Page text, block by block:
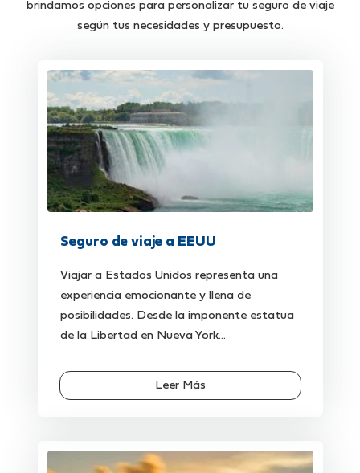
brindamos opciones para personalizar tu seguro de viaje
según tus necesidades y presupuesto.
Seguro de viaje a EEUU
Viajar a Estados Unidos representa una
experiencia emocionante y llena de
posibilidades. Desde la imponente estatua
de la Libertad en Nueva York...
Leer Más